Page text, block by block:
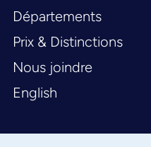
Départements
Prix & Distinctions
Nous joindre
English